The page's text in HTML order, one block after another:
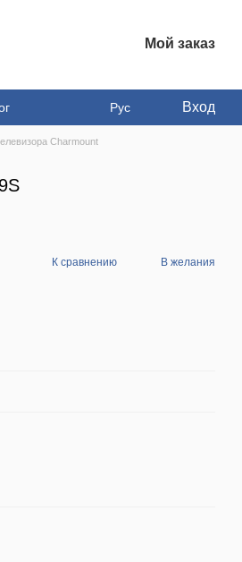
Мой заказ
Рус Вход
Charmount
К сравнению В желания